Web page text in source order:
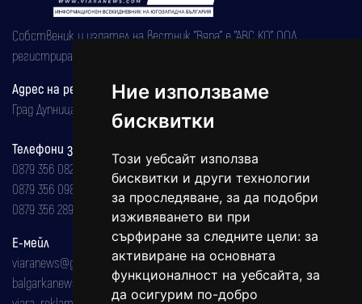
Ние използваме
бисквитки
Този уебсайт използва
бисквитки и други технологии
за проследяване, за да подобри
изживяването ви при
сърфиране за следните цели: за
активиране на основната
функционалност на уебсайта, за
да осигурим по-добро
Собственик и издател на вестник "Вяра" е "АВС КО" ООД,
регистрирана на 08.05.2002 година.
Адрес на редакцията
Град Дупница, ул.''Христо Ботев" 43
Телефони за реклама и абонаменти
0879 356 082
0879 356 098
0879 356 289
Е-мейл
viaranews@gmail.com
balgarkanews@gmail.com